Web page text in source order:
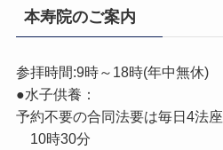
本寿院のご案内
参拝時間:9時～18時(年中無休)
●水子供養：
予約不要の合同法要は毎日4法座
10時30分